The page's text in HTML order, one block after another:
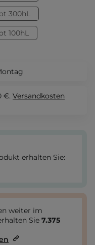
300hL
100hL
€. Versandkosten
erhalten Sie:
weiter im
Sie 7.375